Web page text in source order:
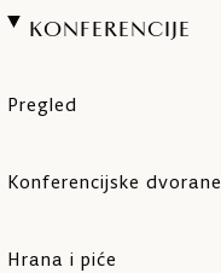
KONFERENCIJE
Pregled
Konferencijske dvorane
Hrana i piće